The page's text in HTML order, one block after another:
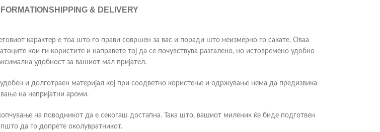
SHIPPING & DELIVERY
карактер е тоа што го прави совршен за вас и поради што неизмерно го сакате. Оваа
кои ги користите и направете тој да се почувствува разгалено, но истовремено удобно
удобност за вашиот мал пријател.
и долготраен материјал кој при соодветно користење и одржување нема да предизвика
на непријатни ароми.
на поводникот да е секогаш достапна. Така што, вашиот миленик ќе биде подготвен
да го допрете околувратникот.